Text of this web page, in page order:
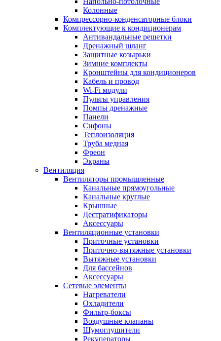
Колонные
Компрессорно-конденсаторные блоки
Комплектующие к кондиционерам
Антивандальные решетки
Дренажный шланг
Защитные козырьки
Зимние комплекты
Кронштейны для кондиционеров
Кабель и провод
Wi-Fi модули
Пульты управления
Помпы дренажные
Панели
Сифоны
Теплоизоляция
Труба медная
Фреон
Экраны
Вентиляция
Вентиляторы промышленные
Канальные прямоугольные
Канальные круглые
Крышные
Дестратификаторы
Аксессуары
Вентиляционные установки
Приточные установки
Приточно-вытяжные установки
Вытяжные установки
Для бассейнов
Аксессуары
Сетевые элементы
Нагреватели
Охладители
Фильтр-боксы
Воздушные клапаны
Шумоглушители
Рекуператоры